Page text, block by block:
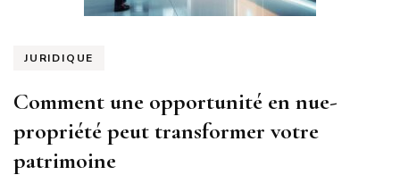
JURIDIQUE
Comment une opportunité en nue-
propriété peut transformer votre
patrimoine